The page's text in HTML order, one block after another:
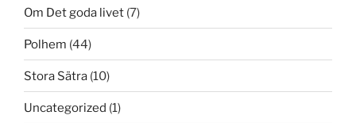
Om Det goda livet (7)
Polhem (44)
Stora Sätra (10)
Uncategorized (1)